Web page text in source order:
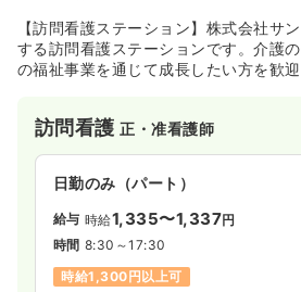
気になる
時間 8:00～17:00
【訪問看護ステーション】株式会社サ
する訪問看護ステーションです。介護
の福祉事業を通じて成長したい方を歓迎
訪問看護正・准看護師
日勤のみ（パート）
給与 時給1,335〜1,337円
時間 8:30～17:30
時給1,300円以上可